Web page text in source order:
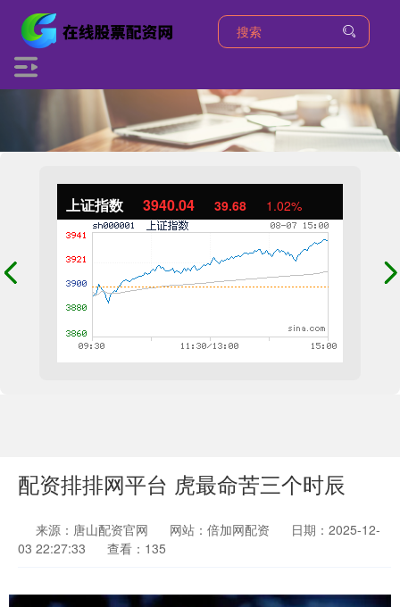
上证指数 3940.04 39.68 1.02%
配资排排网平台 虎最命苦三个时辰
来源：唐山配资官网 网站：倍加网配资
日期：2025-12-
03 22:27:33
查看：135